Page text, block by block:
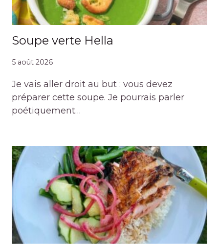
Soupe verte Hella
5 août 2026
Je vais aller droit au but : vous devez
préparer cette soupe. Je pourrais parler
poétiquement…